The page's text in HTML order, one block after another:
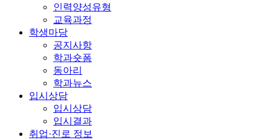
인력양성유형
교육과정
학생마당
공지사항
학과숏폼
동아리
학과뉴스
입시상담
입시상담
입시결과
취업·진로 정보